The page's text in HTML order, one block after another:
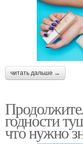
читать дальше →
годности
что нужно